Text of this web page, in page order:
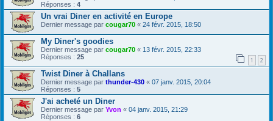
Réponses : 4
Un vrai Diner en activité en Europe
Dernier message par cougar70 « 24 févr. 2015, 18:50
My Diner's goodies
Dernier message par cougar70 « 13 févr. 2015, 22:33
Réponses : 25 1 2
Twist Diner à Challans
Dernier message par thunder-430 « 07 janv. 2015, 20:04
Réponses : 5
J'ai acheté un Diner
Dernier message par Yvon « 04 janv. 2015, 21:29
Réponses : 6